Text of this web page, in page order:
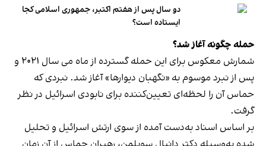
دو سال پس از هفتم اکتبر، جمهوری اسلامی کجا
ایستاده است؟
حمله چگونه آغاز شد؟
شمارش معکوس برای این حمله گسترده از ماه می سال ۲۰۲۱ و
پس از نبرد موسوم به «نگهبان دیوارها» آغاز شد. نبردی که
حماس آن را لحظه‌ای تعیین‌کننده برای نابودی اسرائیل در نظر
گرفت.
بر اساس اسناد به‌دست آمده از سوی ارتش اسرائیل و تحلیل